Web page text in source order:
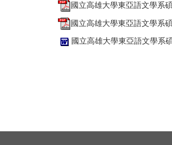
國立高雄大學東亞語文學系
國立高雄大學東亞語文學系
國立高雄大學東亞語文學系